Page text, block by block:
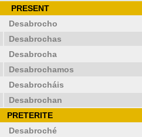
PRESENT
Desabrocho
Desabrochas
Desabrocha
Desabrochamos
Desabrocháis
Desabrochan
PRETERITE
Desabroché